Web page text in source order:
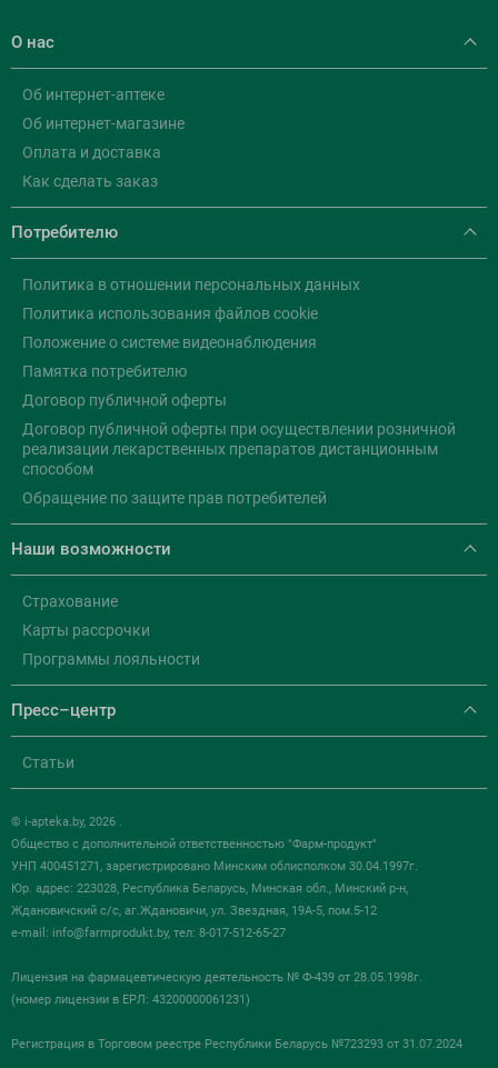
О нас
Об интернет-аптеке
Об интернет-магазине
Оплата и доставка
Как сделать заказ
Потребителю
Политика в отношении персональных данных
Политика использования файлов cookie
Положение о системе видеонаблюдения
Памятка потребителю
Договор публичной оферты
Договор публичной оферты при осуществлении розничной
реализации лекарственных препаратов дистанционным
способом
Обращение по защите прав потребителей
Наши возможности
Страхование
Карты рассрочки
Программы лояльности
Пресс–центр
Статьи
© i-apteka.by, 2026 .
Общество с дополнительной ответственностью "Фарм-продукт"
УНП 400451271, зарегистрировано Минским облисполком 30.04.1997г.
Юр. адрес: 223028, Республика Беларусь, Минская обл., Минский р-н,
Ждановичский с/с, аг.Ждановичи, ул. Звездная, 19А-5, пом.5-12
e-mail: info@farmprodukt.by, тел: 8-017-512-65-27
Лицензия на фармацевтическую деятельность № Ф-439 от 28.05.1998г.
(номер лицензии в ЕРЛ: 43200000061231)
Регистрация в Торговом реестре Республики Беларусь №723293 от 31.07.2024